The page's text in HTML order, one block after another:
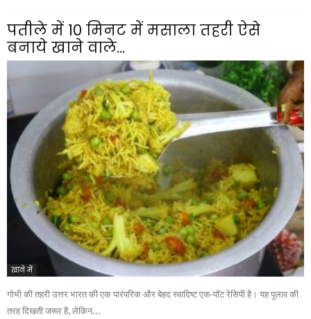
पतीले में 10 मिनट में मसाला तहरी ऐसे
बनाये खाने वाले...
खाने में
गोभी की तहरी उत्तर भारत की एक पारंपरिक और बेहद स्वादिष्ट एक-पॉट रेसिपी है। यह पुलाव की
तरह दिखती जरूर है, लेकिन...